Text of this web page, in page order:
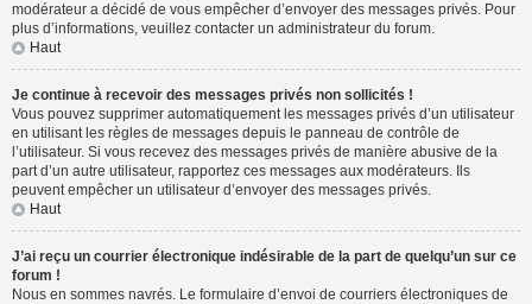
modérateur a décidé de vous empêcher d’envoyer des messages privés. Pour
plus d’informations, veuillez contacter un administrateur du forum.
Haut
Je continue à recevoir des messages privés non sollicités !
Vous pouvez supprimer automatiquement les messages privés d’un utilisateur
en utilisant les règles de messages depuis le panneau de contrôle de
l’utilisateur. Si vous recevez des messages privés de manière abusive de la
part d’un autre utilisateur, rapportez ces messages aux modérateurs. Ils
peuvent empêcher un utilisateur d’envoyer des messages privés.
Haut
J’ai reçu un courrier électronique indésirable de la part de quelqu’un sur ce
forum !
Nous en sommes navrés. Le formulaire d’envoi de courriers électroniques de